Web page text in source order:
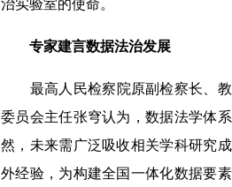
治实验室的使命。
专家建言数据法治发展
最高人民检察院原副检察长、教
委员会主任张穹认为，数据法学体
然，未来需广泛吸收相关学科研究
外经验，为构建全国一体化数据要